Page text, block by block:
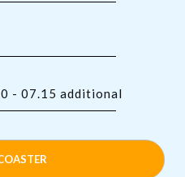
- 07.15 additional